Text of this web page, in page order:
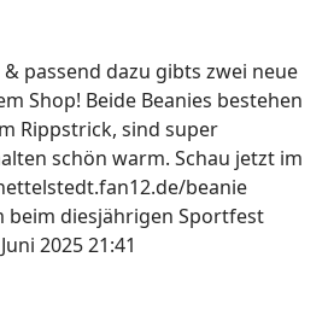
passend dazu gibts zwei neue
Shop! Beide Beanies bestehen
Rippstrick, sind super
schön warm. Schau jetzt im
beanie
beim diesjährigen Sportfest
2025 21:41